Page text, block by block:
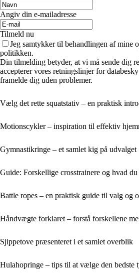
Angiv din e-mailadresse
Tilmeld nu
Jeg samtykker til behandlingen af mine
politikken.
Din tilmelding betyder, at vi må sende dig
accepterer vores retningslinjer for
framelde dig uden problemer.
Vælg det rette squatstativ – en praktisk
Motionscykler – inspiration til effektiv
Gymnastikringe – et samlet kig på udvalget
Guide: Forskellige crosstrainere og hvad
Battle ropes – en praktisk guide til valg og
Håndvægte forklaret – forstå forskellene
Sjippetove præsenteret i et samlet overblik
Hulahopringe – tips til at vælge den bedste